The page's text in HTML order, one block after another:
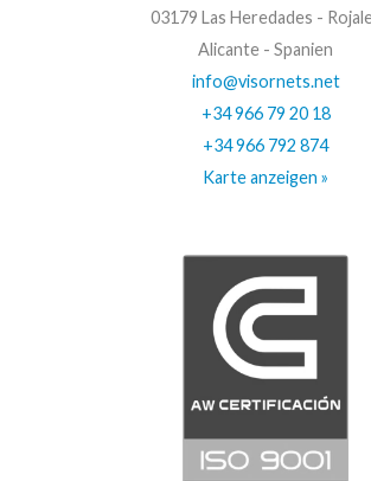
03179 Las Heredades -
Alicante - Spanien
info@visornets.net
+34 966 79 20 18
+34 966 792 874
Karte anzeigen »